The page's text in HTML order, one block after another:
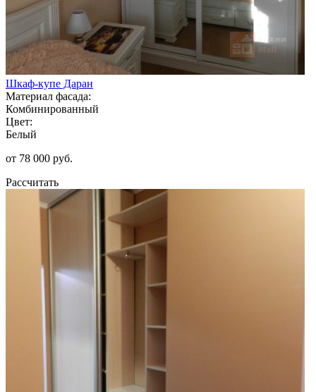
Шкаф-купе Даран
Материал фасада:
Комбинированный
Цвет:
Белый
от 78 000 руб.
Рассчитать